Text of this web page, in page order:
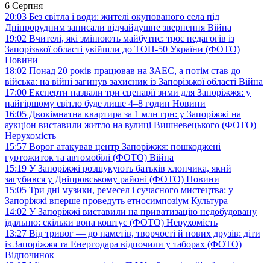
6 Серпня
20:03 Без світла і води: жителі окупованого села під
Дніпрорудним записали відчайдушне звернення Війна
19:02 Вчителі, які змінюють майбутнє: троє педагогів із
Запорізької області увійшли до ТОП-50 України (ФОТО)
Новини
18:02 Понад 20 років працював на ЗАЕС, а потім став до
війська: на війні загинув захисник із Запорізької області Війна
17:00 Експерти назвали три сценарії зими для Запоріжжя: у
найгіршому світло буде лише 4–8 годин Новини
16:05 Двокімнатна квартира за 1 млн грн: у Запоріжжі на
аукціон виставили житло на вулиці Вишневецького (ФОТО)
Нерухомість
15:57 Ворог атакував центр Запоріжжя: пошкоджені
гуртожиток та автомобілі (ФОТО) Війна
15:19 У Запоріжжі розшукують батьків хлопчика, який
загубився у Дніпровському районі (ФОТО) Новини
15:05 Три дні музики, ремесел і сучасного мистецтва: у
Запоріжжі вперше проведуть етносимпозіум Культура
14:02 У Запоріжжі виставили на приватизацію недобудовану
їдальню: скільки вона коштує (ФОТО) Нерухомість
13:27 Від тривог — до наметів, творчості й нових друзів: діти
із Запоріжжя та Енергодара відпочили у таборах (ФОТО)
Відпочинок